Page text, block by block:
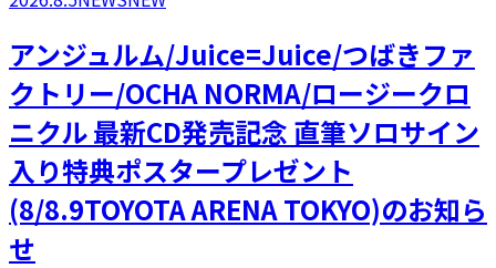
アンジュルム/Juice=Juice/つばきファ
クトリー/OCHA NORMA/ロージークロ
ニクル 最新CD発売記念 直筆ソロサイン
入り特典ポスタープレゼント
(8/8.9TOYOTA ARENA TOKYO)のお知ら
せ